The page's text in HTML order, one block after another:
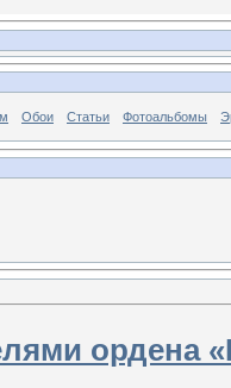
Обои Статьи Фотоальбомы
ордена